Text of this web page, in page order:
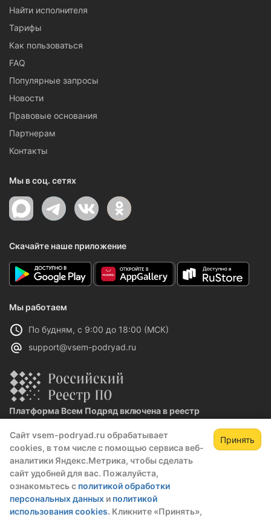
Сайт vsem-podryad.ru обрабатывает
cookies, в том числе с помощью сервиса веб-
аналитики Яндекс.Метрика, чтобы сделать
сайт удобней для вас. Пожалуйста,
ознакомьтесь с политикой обработки
персональных данных и политикой
использования cookies. Кликните «Принять»,
Принять
Найти исполнителя
Тарифы
Как пользоваться
FAQ
Популярные запросы
Новости
Правовые основания
Партнерам
Контакты
Мы в соц. сетях
Скачайте наше приложение
Мы работаем
По будням, с 9:00 до 18:00 (МСК)
support@vsem-podryad.ru
Платформа Всем Подряд включена в реестр
Реестровая запись №32021 от 06.02.2026
Политика конфиденциальности
О компании